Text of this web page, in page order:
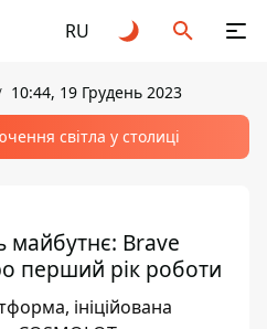
RU
10:44, 19 Грудень 2023
світла у столиці
майбутнє: Brave
перший рік роботи
ініційована